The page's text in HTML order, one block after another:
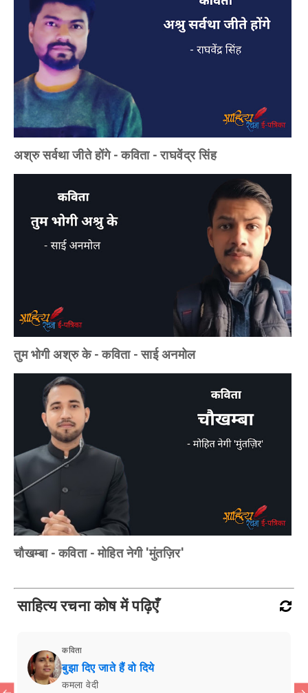
अश्रु सर्वथा जीते होंगे - कविता - राघवेंद्र सिंह
तुम भोगी अश्रु के - कविता - साई अनमोल
चौखम्बा - कविता - मोहित नेगी 'मुंतज़िर'
साहित्य रचना कोष में पढ़िएँ
कविता
बुझा दिए जाते हैं वो दिये
कमला वेदी